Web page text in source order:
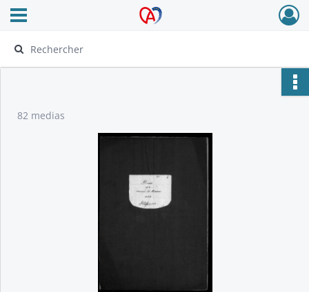
Archives Alsace - Colmar
Ouvrir le menu déroulant
82 medias